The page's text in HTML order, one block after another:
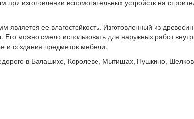
изготовлении вспомогательных устройств на
ее влагостойкость. Изготовленный из
можно смело использовать для наружных работ
и создания предметов мебели.
в Балашихе, Королеве, Мытищах, Пушкино,